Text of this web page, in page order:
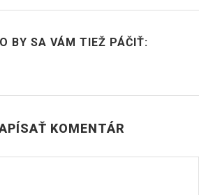
BY SA VÁM TIEŽ PÁČIŤ:
KOMENTÁR